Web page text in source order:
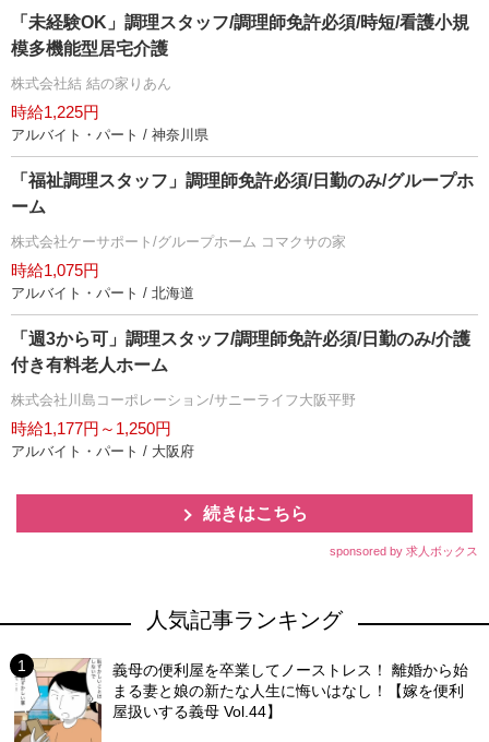
「未経験OK」調理スタッフ/調理師免許必須/時短/看護小規
模多機能型居宅介護
株式会社結 結の家りあん
時給1,225円
アルバイト・パート / 神奈川県
「福祉調理スタッフ」調理師免許必須/日勤のみ/グループホ
ーム
株式会社ケーサポート/グループホーム コマクサの家
時給1,075円
アルバイト・パート / 北海道
「週3から可」調理スタッフ/調理師免許必須/日勤のみ/介護
付き有料老人ホーム
株式会社川島コーポレーション/サニーライフ大阪平野
時給1,177円～1,250円
アルバイト・パート / 大阪府
続きはこちら
sponsored by 求人ボックス
人気記事ランキング
義母の便利屋を卒業してノーストレス！ 離婚から始
まる妻と娘の新たな人生に悔いはなし！【嫁を便利
屋扱いする義母 Vol.44】